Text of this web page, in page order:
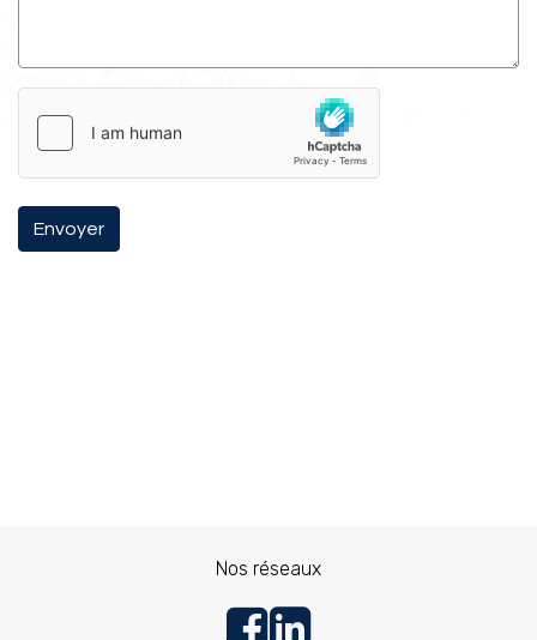
Envoyer
Nos réseaux